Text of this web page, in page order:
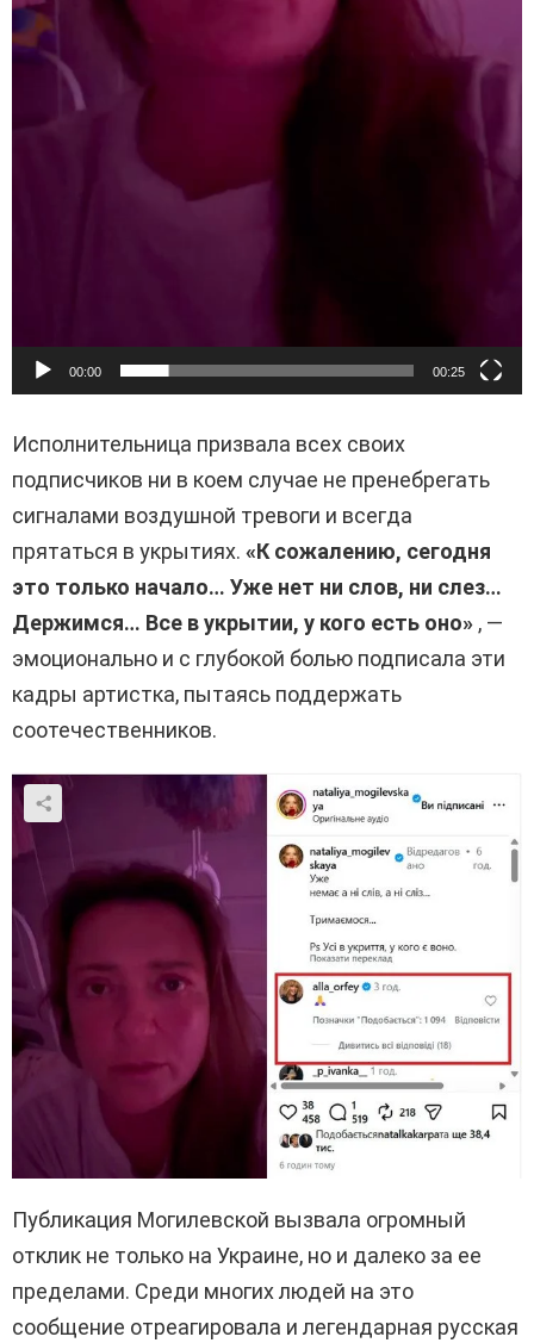
00:00 00:25
Исполнительница призвала всех своих
подписчиков ни в коем случае не пренебрегать
сигналами воздушной тревоги и всегда
прятаться в укрытиях. «К сожалению, сегодня
это только начало… Уже нет ни слов, ни слез…
Держимся… Все в укрытии, у кого есть оно» , —
эмоционально и с глубокой болью подписала эти
кадры артистка, пытаясь поддержать
соотечественников.
Публикация Могилевской вызвала огромный
отклик не только на Украине, но и далеко за ее
пределами. Среди многих людей на это
сообщение отреагировала и легендарная русская